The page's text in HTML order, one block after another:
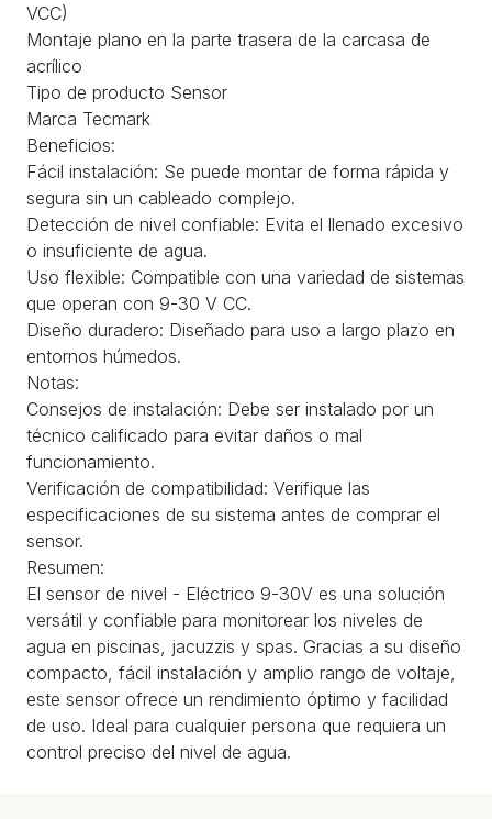
VCC)
Montaje plano en la parte trasera de la carcasa de
acrílico
Tipo de producto Sensor
Marca Tecmark
Beneficios:
Fácil instalación: Se puede montar de forma rápida y
segura sin un cableado complejo.
Detección de nivel confiable: Evita el llenado excesivo
o insuficiente de agua.
Uso flexible: Compatible con una variedad de sistemas
que operan con 9-30 V CC.
Diseño duradero: Diseñado para uso a largo plazo en
entornos húmedos.
Notas:
Consejos de instalación: Debe ser instalado por un
técnico calificado para evitar daños o mal
funcionamiento.
Verificación de compatibilidad: Verifique las
especificaciones de su sistema antes de comprar el
sensor.
Resumen:
El sensor de nivel - Eléctrico 9-30V es una solución
versátil y confiable para monitorear los niveles de
agua en piscinas, jacuzzis y spas. Gracias a su diseño
compacto, fácil instalación y amplio rango de voltaje,
este sensor ofrece un rendimiento óptimo y facilidad
de uso. Ideal para cualquier persona que requiera un
control preciso del nivel de agua.